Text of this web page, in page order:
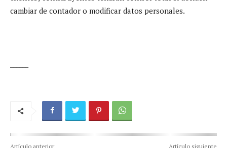
cambiar de contador o modificar datos personales.
Artículo anterior Artículo siguiente